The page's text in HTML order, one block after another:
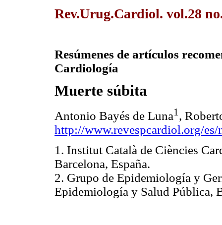
Rev.Urug.Cardiol. vol.28
Resúmenes de artículos
Cardiología
Muerte súbita
Antonio Bayés de Luna1 ,
http://www.revespcardiol.org/
1. Institut Català de Ciències
Barcelona, España.
2. Grupo de Epidemiología y
Epidemiología y Salud Pública,